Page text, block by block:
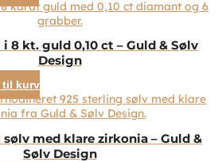
8 kt. guld 0,10 ct – Guld & Sølv
Design
kurv
med klare zirkonia – Guld &
Sølv Design